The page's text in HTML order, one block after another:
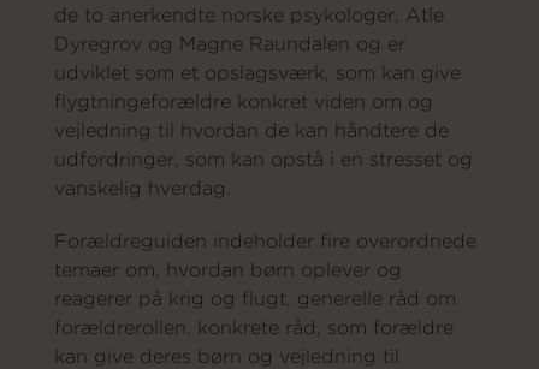
de to anerkendte norske psykologer, Atle
Dyregrov og Magne Raundalen og er
udviklet som et opslagsværk, som kan give
flygtningeforældre konkret viden om og
vejledning til hvordan de kan håndtere de
udfordringer, som kan opstå i en stresset og
vanskelig hverdag.
Forældreguiden indeholder fire overordnede
temaer om, hvordan børn oplever og
reagerer på krig og flugt, generelle råd om
forældrerollen, konkrete råd, som forældre
kan give deres børn og vejledning til